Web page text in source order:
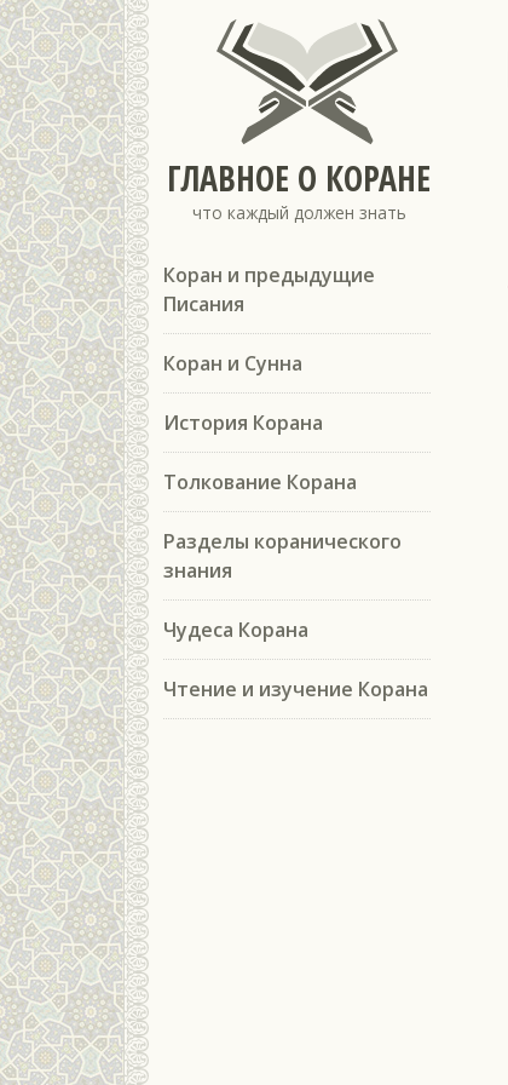
ГЛАВНОЕ О КОРАНЕ
что каждый должен знать
Коран и предыдущие
Писания
Коран и Сунна
История Корана
Толкование Корана
Разделы коранического
знания
Чудеса Корана
Чтение и изучение Корана